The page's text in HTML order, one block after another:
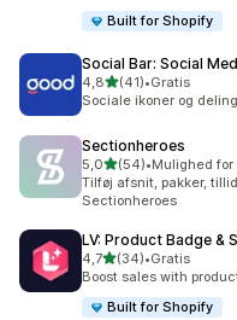
Built for Shopify
Social Bar: Social
4,8ud af 5 stjerner
(41)
41 anmeldelser i alt
•Gratis
Sociale ikoner og
Sectionheroes
5,0ud af 5 stjerner
(54)
54 anmeldelser i alt
•Mulighed for
Tilføj afsnit, pakker,
Sectionheroes
LV: Product Badge &
4,7ud af 5 stjerner
(34)
34 anmeldelser i alt
•Gratis
Boost sales with
Built for Shopify